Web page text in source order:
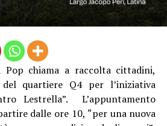
chiama a raccolta cittadini,
quartiere Q4 per l’iniziativa
Lestrella”. L’appuntamento
dalle ore 10, “per una nuova